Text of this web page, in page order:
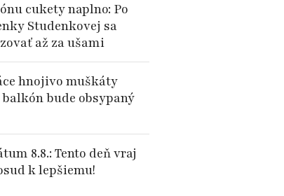
cukety naplno: Po
Studenkovej sa
až za ušami
hnojivo muškáty
bude obsypaný
8.8.: Tento deň vraj
k lepšiemu!